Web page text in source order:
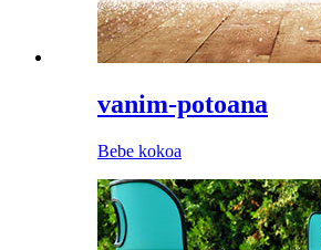
vanim-potoana
Bebe kokoa